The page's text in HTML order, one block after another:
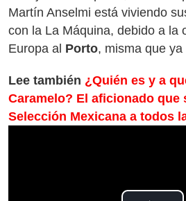
Martín Anselmi está viviendo
con la La Máquina, debido a la
Europa al Porto, misma que ya
Lee también ¿Quién es y a
Caramelo? El aficionado que
Selección Mexicana a todos